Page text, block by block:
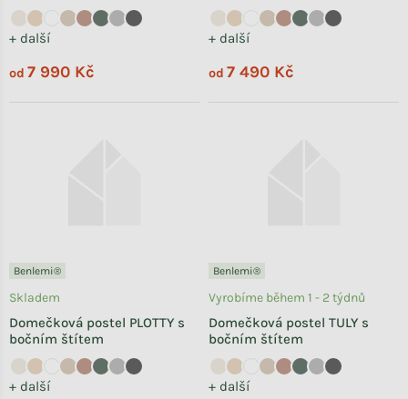
+ další
od 7 990 Kč
+ další
od 7 490 Kč
Benlemi®
Domečková postel PLOTTY s
bočním štítem
+ další
Skladem
Benlemi®
Domečková postel TULY s
bočním štítem
+ další
Vyrobíme během 1 - 2 týdnů